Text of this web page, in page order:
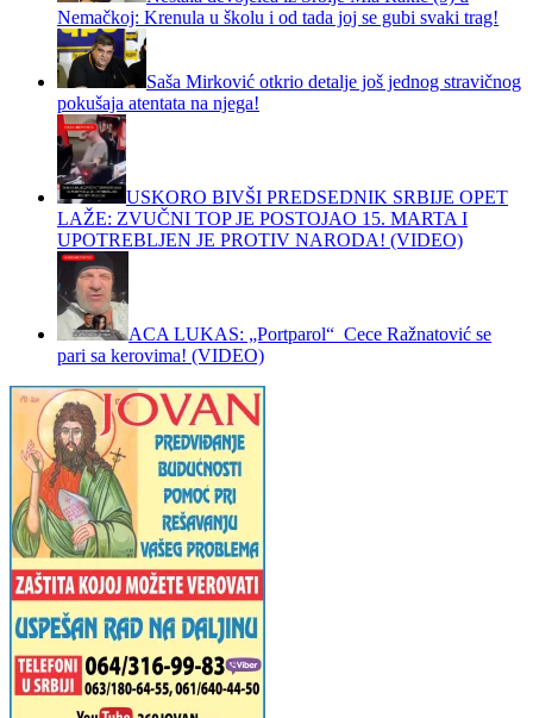
Nemačkoj: Krenula u školu i od tada joj se gubi svaki trag!
Saša Mirković otkrio detalje još jednog stravičnog
pokušaja atentata na njega!
USKORO BIVŠI PREDSEDNIK SRBIJE OPET
LAŽE: ZVUČNI TOP JE POSTOJAO 15. MARTA I
UPOTREBLJEN JE PROTIV NARODA! (VIDEO)
ACA LUKAS: „Portparol“ Cece Ražnatović se
pari sa kerovima! (VIDEO)